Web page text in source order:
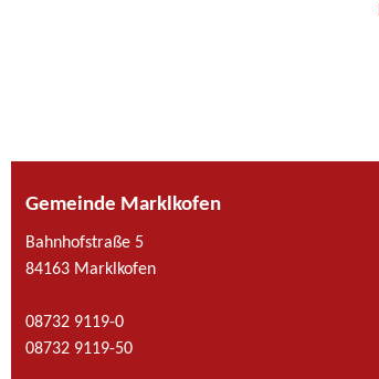
Gemeinde Marklkofen
Bahnhofstraße 5
84163 Marklkofen
08732 9119-0
08732 9119-50